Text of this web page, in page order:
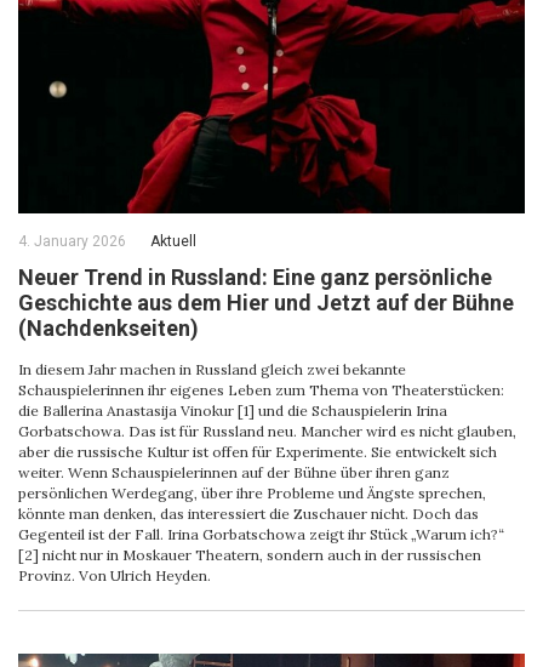
4. January 2026 Aktuell
Neuer Trend in Russland: Eine ganz persönliche
Geschichte aus dem Hier und Jetzt auf der Bühne
(Nachdenkseiten)
In diesem Jahr machen in Russland gleich zwei bekannte
Schauspielerinnen ihr eigenes Leben zum Thema von Theaterstücken:
die Ballerina Anastasija Vinokur [1] und die Schauspielerin Irina
Gorbatschowa. Das ist für Russland neu. Mancher wird es nicht glauben,
aber die russische Kultur ist offen für Experimente. Sie entwickelt sich
weiter. Wenn Schauspielerinnen auf der Bühne über ihren ganz
persönlichen Werdegang, über ihre Probleme und Ängste sprechen,
könnte man denken, das interessiert die Zuschauer nicht. Doch das
Gegenteil ist der Fall. Irina Gorbatschowa zeigt ihr Stück „Warum ich?“
[2] nicht nur in Moskauer Theatern, sondern auch in der russischen
Provinz. Von Ulrich Heyden.